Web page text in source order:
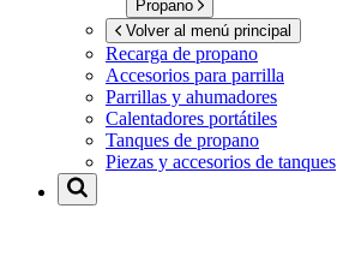
Propano
Volver al menú principal
Recarga de propano
Accesorios para parrilla
Parrillas y ahumadores
Calentadores portátiles
Tanques de propano
Piezas y accesorios de tanques